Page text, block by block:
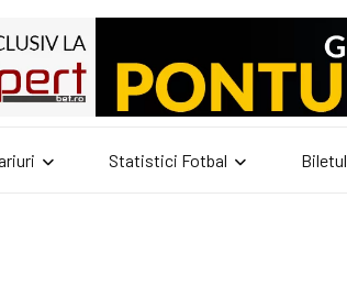
Statistici Fotbal